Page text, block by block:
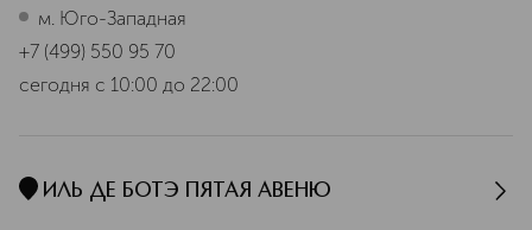
м. Юго-Западная
+7 (499) 550 95 70
сегодня с 10:00 до 22:00
ИЛЬ ДЕ БОТЭ ПЯТАЯ АВЕНЮ